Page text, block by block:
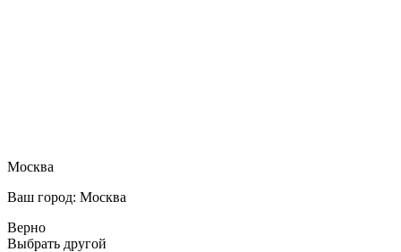
Москва
Ваш город: Москва
Верно
Выбрать другой